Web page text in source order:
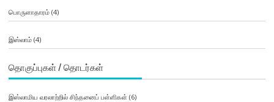
பொருளாதாரம்(4)
இஸ்லாம்(4)
தொகுப்புகள் / தொடர்கள்
இஸ்லாமிய வரலாற்றில் சிந்தனைப் பள்ளிகள் (6)